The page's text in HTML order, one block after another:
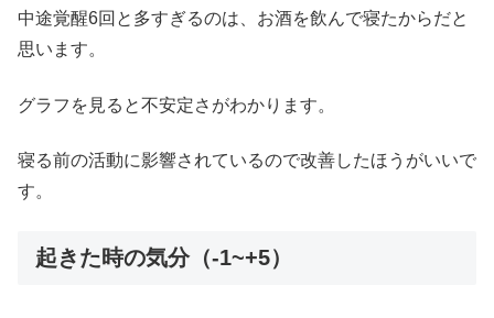
中途覚醒6回と多すぎるのは、お酒を飲んで寝たからだと
思います。
グラフを見ると不安定さがわかります。
寝る前の活動に影響されているので改善したほうがいいで
す。
起きた時の気分（-1~+5）